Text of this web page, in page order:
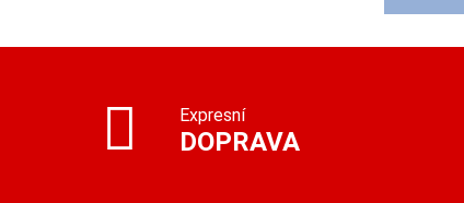
Expresní
DOPRAVA